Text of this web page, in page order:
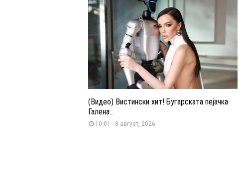
(Видео) Вистински хит! Бугарската пејачка
Галена...
10:01 - 8 август, 2026